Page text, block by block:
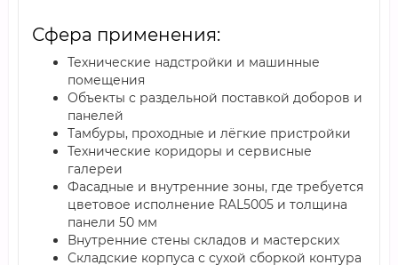
Сфера применения:
Технические надстройки и машинные
помещения
Объекты с раздельной поставкой доборов и
панелей
Тамбуры, проходные и лёгкие пристройки
Технические коридоры и сервисные
галереи
Фасадные и внутренние зоны, где требуется
цветовое исполнение RAL5005 и толщина
панели 50 мм
Внутренние стены складов и мастерских
Складские корпуса с сухой сборкой контура